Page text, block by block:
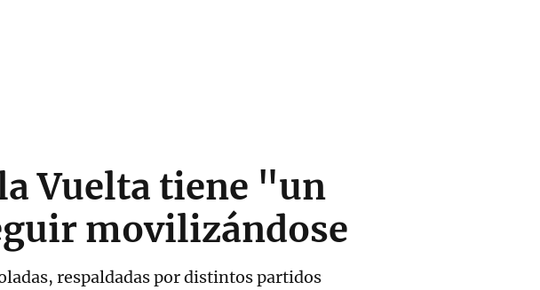
Vuelta tiene "un
movilizándose
respaldadas por distintos partidos